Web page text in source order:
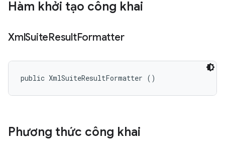
Hàm khởi tạo công khai
XmlSuiteResultFormatter
public XmlSuiteResultFormatter ()
Phương thức công khai